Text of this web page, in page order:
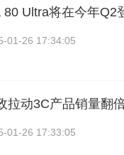
80 Ultra将在今年Q2
01-26 17:34:05
拉动3C产品销量翻
01-26 17:33:05